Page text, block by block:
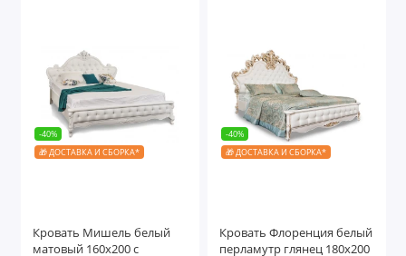
-40%
🎁 ДОСТАВКА И СБОРКА*
Кровать Мишель белый
матовый 160х200 с
-40%
🎁 ДОСТАВКА И СБОРКА*
Кровать Флоренция белый
перламутр глянец 180х200